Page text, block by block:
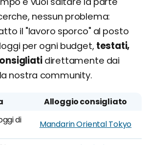
nessun problema:
il "lavoro sporco" al posto
per ogni budget, testati,
direttamente dai
nostra community.
Alloggio consigliato
di
Mandarin Oriental Tokyo